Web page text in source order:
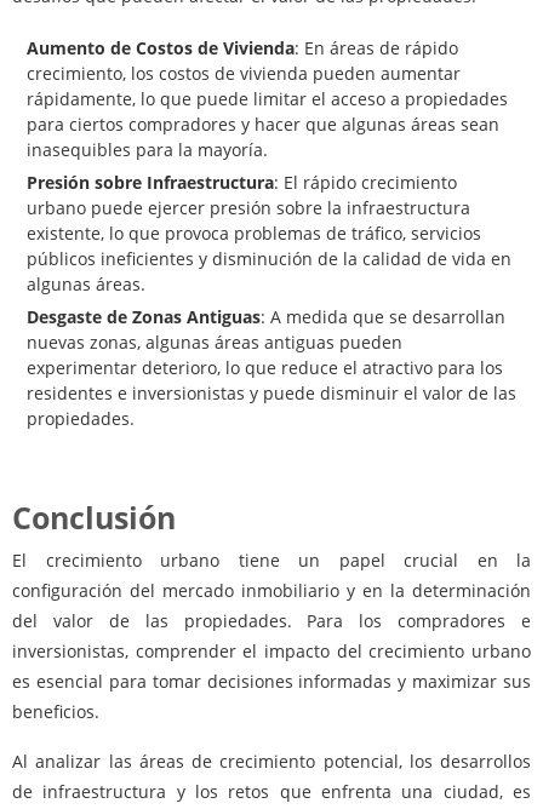
Aumento de Costos de Vivienda: En áreas de rápido
crecimiento, los costos de vivienda pueden aumentar
rápidamente, lo que puede limitar el acceso a propiedades
para ciertos compradores y hacer que algunas áreas sean
inasequibles para la mayoría.
Presión sobre Infraestructura: El rápido crecimiento
urbano puede ejercer presión sobre la infraestructura
existente, lo que provoca problemas de tráfico, servicios
públicos ineficientes y disminución de la calidad de vida en
algunas áreas.
Desgaste de Zonas Antiguas: A medida que se desarrollan
nuevas zonas, algunas áreas antiguas pueden
experimentar deterioro, lo que reduce el atractivo para los
residentes e inversionistas y puede disminuir el valor de las
propiedades.
Conclusión
El crecimiento urbano tiene un papel crucial en la
configuración del mercado inmobiliario y en la determinación
del valor de las propiedades. Para los compradores e
inversionistas, comprender el impacto del crecimiento urbano
es esencial para tomar decisiones informadas y maximizar sus
beneficios.
Al analizar las áreas de crecimiento potencial, los desarrollos
de infraestructura y los retos que enfrenta una ciudad, es